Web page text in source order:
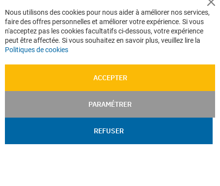
Nous utilisons des cookies pour nous aider à améliorer nos services,
faire des offres personnelles et améliorer votre expérience. Si vous
n'acceptez pas les cookies facultatifs ci-dessous, votre expérience
peut être affectée. Si vous souhaitez en savoir plus, veuillez lire la
Politiques de cookies
ACCEPTER
PARAMÉTRER
REFUSER